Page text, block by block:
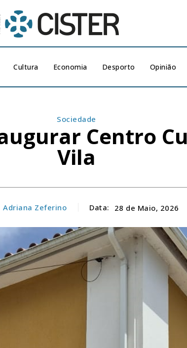
Cultura Economia Desporto Opinião
Sociedade
Centro
Vila
Adriana Zeferino Data: 28 de Maio, 2026